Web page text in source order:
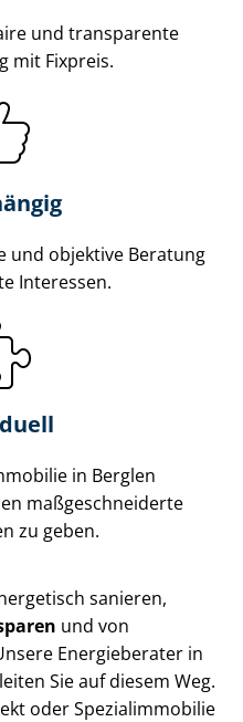
und transparente
mit Fixpreis.
und objektive Beratung
Interessen.
in Berglen
maß­ge­schnei­der­te
zu geben.
sanieren,
und von
Energieberater in
Sie auf diesem Weg.
oder Spe­zi­al­im­mo­bi­lie